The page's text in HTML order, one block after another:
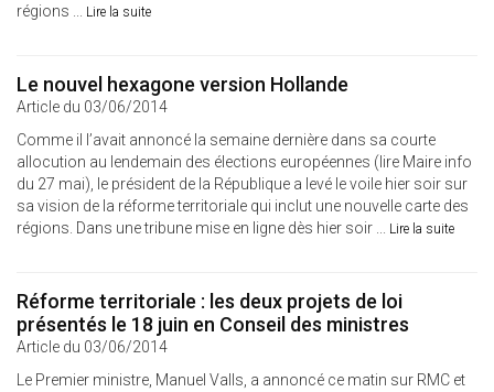
régions ... Lire la suite
Le nouvel hexagone version Hollande
Article du 03/06/2014
Comme il l’avait annoncé la semaine dernière dans sa courte
allocution au lendemain des élections européennes (lire Maire info
du 27 mai), le président de la République a levé le voile hier soir sur
sa vision de la réforme territoriale qui inclut une nouvelle carte des
régions. Dans une tribune mise en ligne dès hier soir ... Lire la suite
Réforme territoriale : les deux projets de loi
présentés le 18 juin en Conseil des ministres
Article du 03/06/2014
Le Premier ministre, Manuel Valls, a annoncé ce matin sur RMC et